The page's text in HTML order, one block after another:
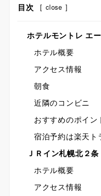
目次 [ close ]
ホテルモントレ エ
ホテル概要
アクセス情報
朝食
近隣のコンビニ
おすすめのポイン
宿泊予約は楽天ト
ＪＲイン札幌北２条
ホテル概要
アクセス情報